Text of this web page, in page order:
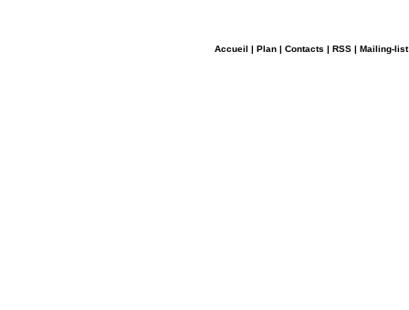
Accueil | Plan | Contacts | RSS | Mailing-list